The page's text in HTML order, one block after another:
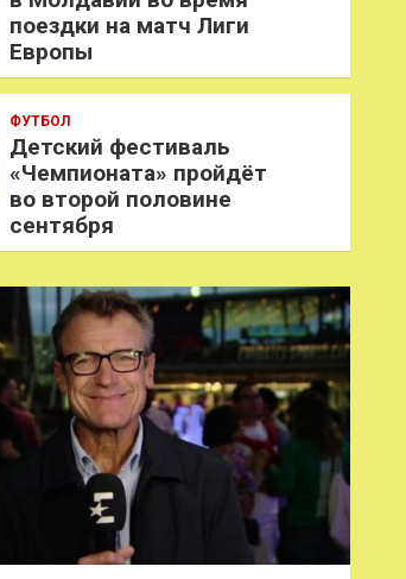
поездки на матч Лиги
Европы
ФУТБОЛ
Детский фестиваль
«Чемпионата» пройдёт
во второй половине
сентября